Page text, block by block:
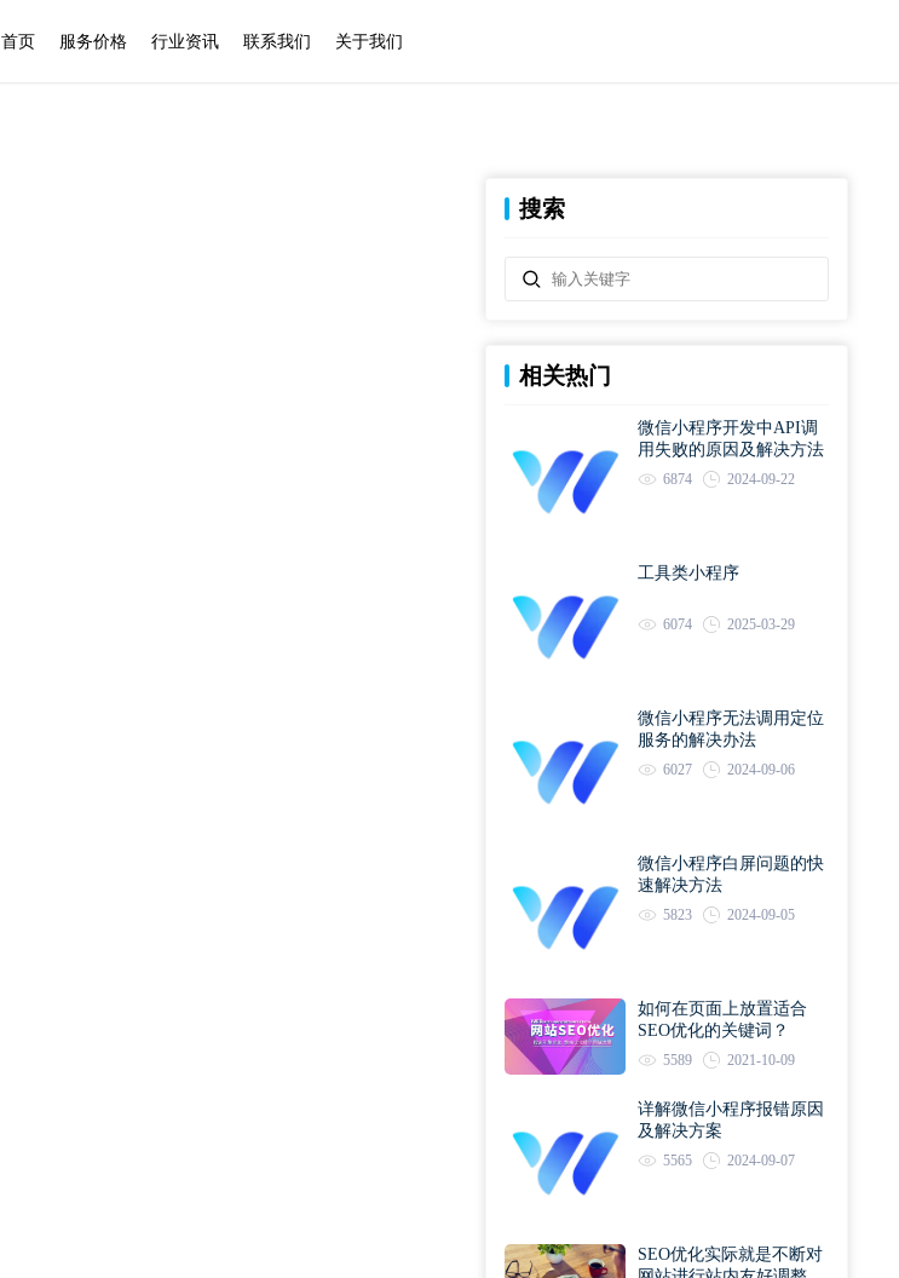
首页 服务价格 行业资讯 联系我们 关于我们
搜索
相关热门
微信小程序开发中API调
用失败的原因及解决方法
6874 2024-09-22
工具类小程序
6074 2025-03-29
微信小程序无法调用定位
服务的解决办法
6027 2024-09-06
微信小程序白屏问题的快
速解决方法
5823 2024-09-05
如何在页面上放置适合
SEO优化的关键词？
5589 2021-10-09
详解微信小程序报错原因
及解决方案
5565 2024-09-07
SEO优化实际就是不断对